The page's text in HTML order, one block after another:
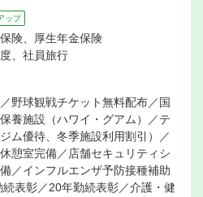
ップ
険、厚生年金保険
、社員旅行
野球観戦チケット無料配布／国
養施設（ハワイ・グアム）／テ
ム優待、冬季施設利用割引）／
憩室完備／店舗セキュリティシ
／インフルエンザ予防接種補助
表彰／20年勤続表彰／介護・健